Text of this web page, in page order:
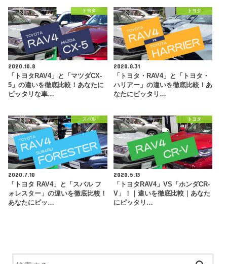
トヨタ
2020.10.8
「トヨタRAV4」と「マツダCX-
5」の違いを徹底比較！あなたに
ピッタリな車…
トヨタ
2020.8.31
「トヨタ・RAV4」と「トヨタ・
ハリアー」の違いを徹底比較！あ
なたにピッタリ…
スバル
2020.7.10
「トヨタ RAV4」と「スバル フ
ォレスター」の違いを徹底比較！
あなたにピッ…
トヨタ
2020.5.13
「トヨタRAV4」VS「ホンダCR-
V」！｜違いを徹底比較｜あなた
にピッタリ…